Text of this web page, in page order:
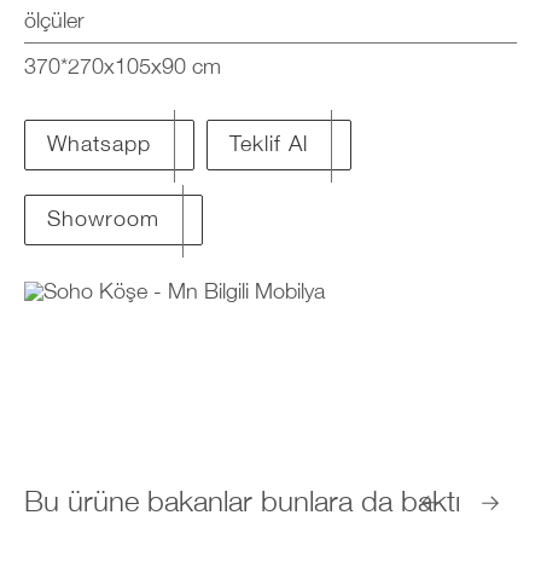
ölçüler
370*270x105x90 cm
Whatsapp Teklif Al
Showroom
Bu ürüne bakanlar bunlara da baktı